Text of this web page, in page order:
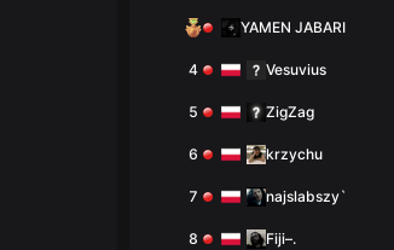
YAMEN JABARI
4 Vesuvius
5 ZigZag
6 krzychu
7 najslabszy`
8 Fiji–.